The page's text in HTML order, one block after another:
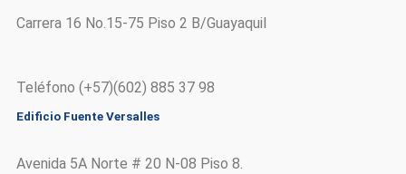
Carrera 16 No.15-75 Piso 2 B/Guayaquil
Teléfono (+57)(602) 885 37 98
Edificio Fuente Versalles
Avenida 5A Norte # 20 N-08 Piso 8.